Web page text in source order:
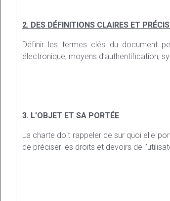
2. DES DÉFINITIONS CLAIRES ET
Définir les termes clés du document
électronique, moyens d’authentification,
3. L’OBJET ET SA PORTÉE
La charte doit rappeler ce sur quoi elle
de préciser les droits et devoirs de